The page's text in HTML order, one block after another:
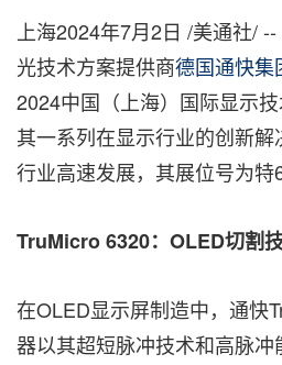
上海2024年7月2日 /美通社/
光技术方案提供商德国通快集
2024中国（上海）国际显示
其一系列在显示行业的创新
行业高速发展，其展位号为特
TruMicro 6320： OLED切割
在OLED显示屏制造中，通快
器以其超短脉冲技术和高脉